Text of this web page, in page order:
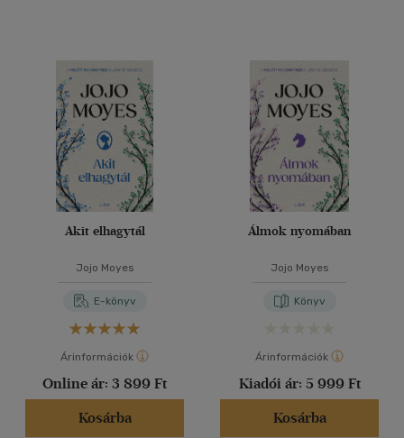
Akit elhagytál
Jojo Moyes
E-könyv
Árinformációk
Online ár: 3 899 Ft
Kosárba
Álmok nyomában
Jojo Moyes
Könyv
Árinformációk
Kiadói ár: 5 999 Ft
Kosárba